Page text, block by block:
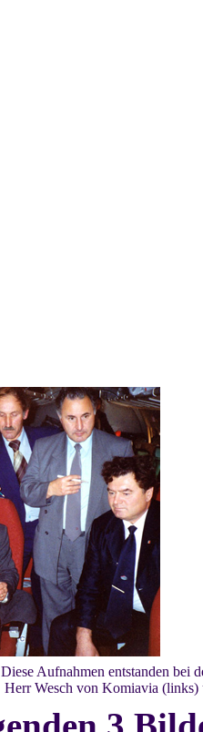
Diese Aufnahmen entstanden bei
Herr Wesch von Komiavia (links)